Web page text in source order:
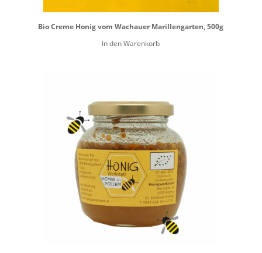
Bio Creme Honig vom Wachauer Marillengarten, 500g
In den Warenkorb